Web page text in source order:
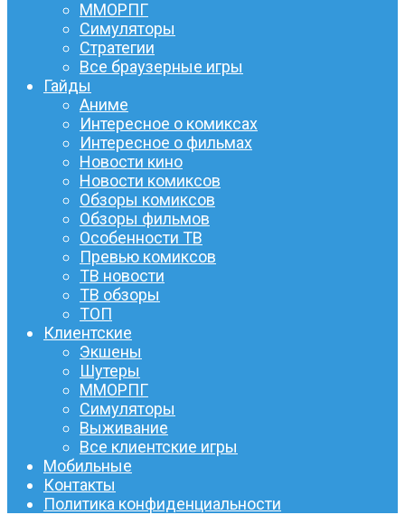
ММОРПГ
Симуляторы
Стратегии
Все браузерные игры
Гайды
Аниме
Интересное о комиксах
Интересное о фильмах
Новости кино
Новости комиксов
Обзоры комиксов
Обзоры фильмов
Особенности ТВ
Превью комиксов
ТВ новости
ТВ обзоры
ТОП
Клиентские
Экшены
Шутеры
ММОРПГ
Симуляторы
Выживание
Все клиентские игры
Мобильные
Контакты
Политика конфиденциальности